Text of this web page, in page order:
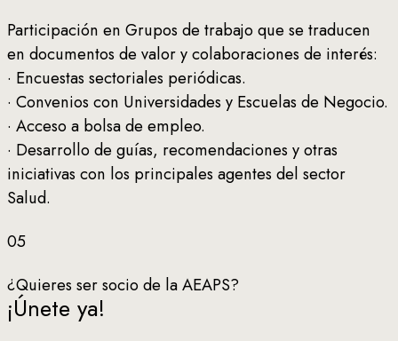
Participación en Grupos de trabajo que se traducen
en documentos de valor y colaboraciones de interés:
· Encuestas sectoriales periódicas.
· Convenios con Universidades y Escuelas de Negocio.
· Acceso a bolsa de empleo.
· Desarrollo de guías, recomendaciones y otras
iniciativas con los principales agentes del sector
Salud.
05
¿Quieres ser socio de la AEAPS?
¡Únete ya!